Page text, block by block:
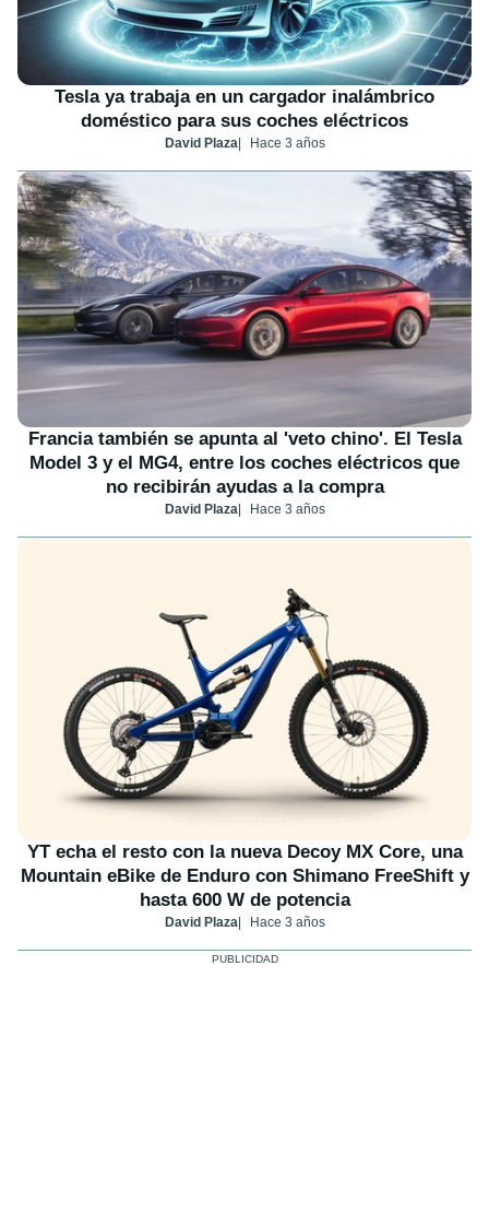
Tesla ya trabaja en un cargador inalámbrico
doméstico para sus coches eléctricos
David Plaza Hace 3 años
Francia también se apunta al 'veto chino'. El Tesla
Model 3 y el MG4, entre los coches eléctricos que
no recibirán ayudas a la compra
David Plaza Hace 3 años
YT echa el resto con la nueva Decoy MX Core, una
Mountain eBike de Enduro con Shimano FreeShift y
hasta 600 W de potencia
David Plaza Hace 3 años